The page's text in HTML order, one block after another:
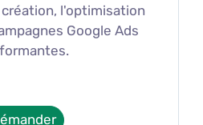
l'optimisation
Google Ads